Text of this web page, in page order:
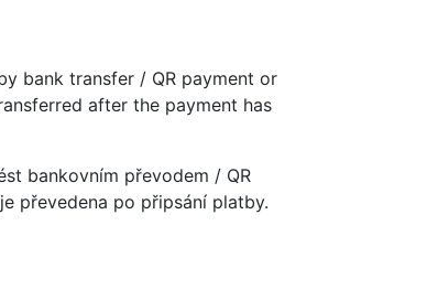
bank transfer / QR payment or
after the payment has
bankovním převodem / QR
převedena po připsání platby.